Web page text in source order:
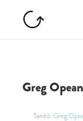
Greg
Tanító: Greg